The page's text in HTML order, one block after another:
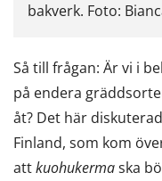
bakverk. Foto:
Så till frågan: Är vi i
på endera
åt? Det här
Finland, som kom
attkuohukermaska